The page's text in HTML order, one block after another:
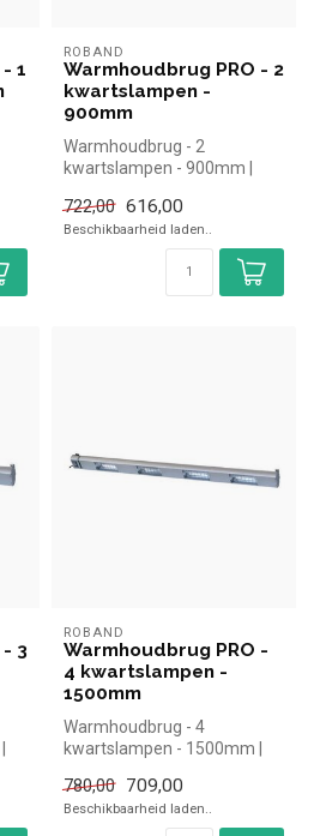
1
ROBAND
Warmhoudbrug PRO - 2
kwartslampen -
900mm
Warmhoudbrug - 2
kwartslampen - 900mm |
de horeca. ...
722,00 616,00
Beschikbaarheid laden..
3
ROBAND
Warmhoudbrug PRO -
4 kwartslampen -
1500mm
Warmhoudbrug - 4
kwartslampen - 1500mm |
de horeca....
780,00 709,00
Beschikbaarheid laden..